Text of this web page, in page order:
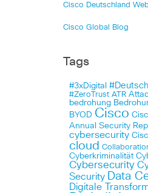
Cisco Deutschland
Cisco Global Blog
Tags
#3xDigital
#ZeroTrust ATR
bedrohung
BYOD Cisco
Annual Security
cybersecurity
cloud
Cyberkriminalität
Cybersecurity
Security
Data
Digitale